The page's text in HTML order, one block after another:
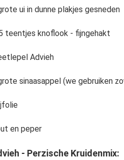
ui in dunne plakjes gesneden
teentjes knoflook - fijngehakt
Advieh
sinaasappel (we gebruiken
en peper
- Perzische Kruidenmix: